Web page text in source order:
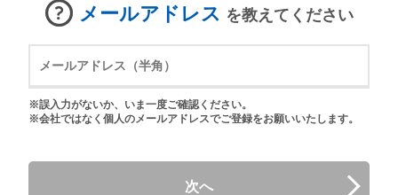
メールアドレス を教えてください
※誤入力がないか、いま一度ご確認ください。
※会社ではなく個人のメールアドレスでご登録をお願いいたします。
次へ